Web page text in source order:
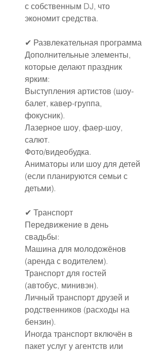
с собственным DJ, что
экономит средства.
✔ Развлекательная программа
Дополнительные элементы,
которые делают праздник
ярким:
Выступления артистов (шоу-
балет, кавер-группа,
фокусник).
Лазерное шоу, фаер-шоу,
салют.
Фото/видеобудка.
Аниматоры или шоу для детей
(если планируются семьи с
детьми).
✔ Транспорт
Передвижение в день
свадьбы:
Машина для молодожёнов
(аренда с водителем).
Транспорт для гостей
(автобус, минивэн).
Личный транспорт друзей и
родственников (расходы на
бензин).
Иногда транспорт включён в
пакет услуг у агентств или